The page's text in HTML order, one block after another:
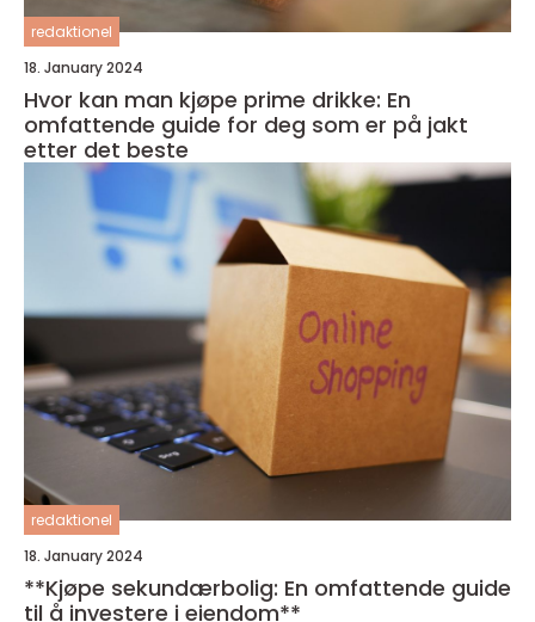
redaktionel
18. January 2024
Hvor kan man kjøpe prime drikke: En
omfattende guide for deg som er på jakt
etter det beste
redaktionel
18. January 2024
**Kjøpe sekundærbolig: En omfattende guide
til å investere i eiendom**